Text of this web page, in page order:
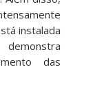
instalada
das